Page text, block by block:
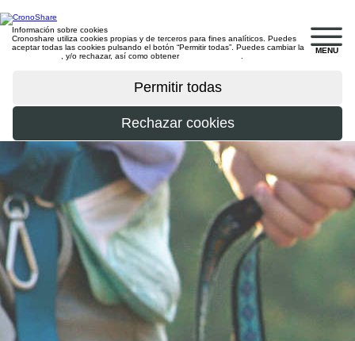
MENU
Información sobre cookies
Cronoshare utiliza cookies propias y de terceros para fines analíticos. Puedes
aceptar todas las cookies pulsando el botón “Permitir todas”. Puedes cambiar la
, y/o rechazar, así como obtener